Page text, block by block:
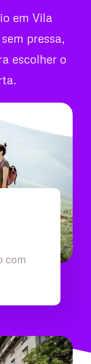
em Vila
pressa,
escolher o
com